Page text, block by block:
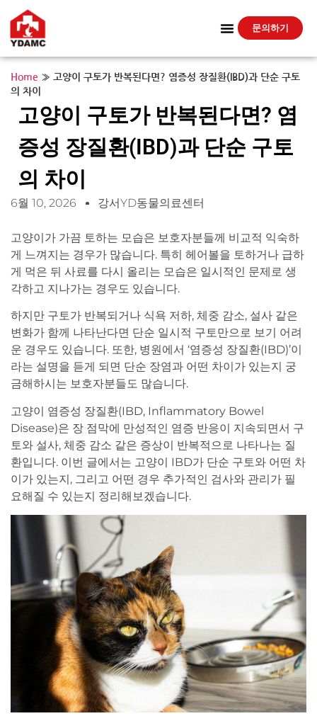
문의하기
Home » 고양이 구토가 반복된다면? 염증성 장질환(IBD)과 단순 구토
의 차이
고양이 구토가 반복된다면? 염
증성 장질환(IBD)과 단순 구토
의 차이
6월 10, 2026 강서YD동물의료센터
고양이가 가끔 토하는 모습은 보호자분들께 비교적 익숙하
게 느껴지는 경우가 많습니다. 특히 헤어볼을 토하거나 급하
게 먹은 뒤 사료를 다시 올리는 모습은 일시적인 문제로 생
각하고 지나가는 경우도 있습니다.
하지만 구토가 반복되거나 식욕 저하, 체중 감소, 설사 같은
변화가 함께 나타난다면 단순 일시적 구토만으로 보기 어려
운 경우도 있습니다. 또한, 병원에서 ‘염증성 장질환(IBD)’이
라는 설명을 듣게 되면 단순 장염과 어떤 차이가 있는지 궁
금해하시는 보호자분들도 많습니다.
고양이 염증성 장질환(IBD, Inflammatory Bowel
Disease)은 장 점막에 만성적인 염증 반응이 지속되면서 구
토와 설사, 체중 감소 같은 증상이 반복적으로 나타나는 질
환입니다. 이번 글에서는 고양이 IBD가 단순 구토와 어떤 차
이가 있는지, 그리고 어떤 경우 추가적인 검사와 관리가 필
요해질 수 있는지 정리해보겠습니다.